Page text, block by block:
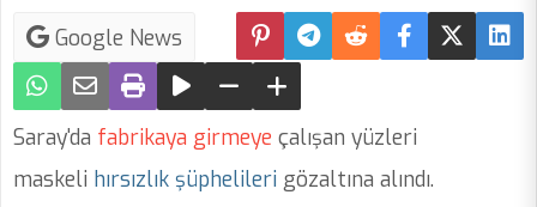
Google News
Saray'da fabrikaya girmeye çalışan yüzleri
maskeli hırsızlık şüphelileri gözaltına alındı.